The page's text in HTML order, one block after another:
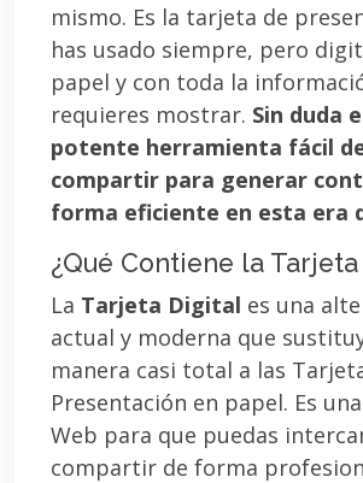
mismo. Es la tarjeta de
has usado siempre, pero
papel y con toda la
requieres mostrar. Sin duda
potente herramienta fácil
compartir para generar
forma eficiente en esta era
¿Qué Contiene la
La Tarjeta Digital es una
actual y moderna que
manera casi total a las
Presentación en papel. Es
Web para que puedas
compartir de forma